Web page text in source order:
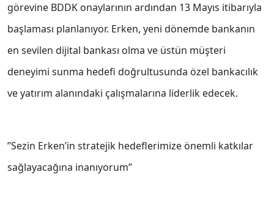
görevine BDDK onaylarının ardından 13 Mayıs itibarıyla
başlaması planlanıyor. Erken, yeni dönemde bankanın
en sevilen dijital bankası olma ve üstün müşteri
deneyimi sunma hedefi doğrultusunda özel bankacılık
ve yatırım alanındaki çalışmalarına liderlik edecek.
’’Sezin Erken’in stratejik hedeflerimize önemli katkılar
sağlayacağına inanıyorum’’